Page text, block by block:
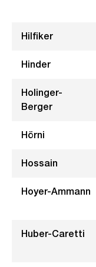
Hilfiker
Hinder
Holinger-
Berger
Hörni
Hossain
Hoyer-Ammann
Huber-Caretti